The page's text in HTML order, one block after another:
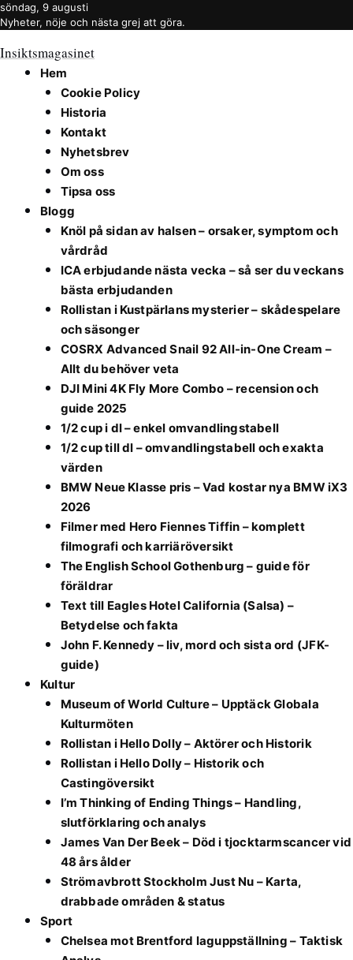
söndag, 9 augusti
Nyheter, nöje och nästa grej att göra.
Insiktsmagasinet
Hem
Cookie Policy
Historia
Kontakt
Nyhetsbrev
Om oss
Tipsa oss
Blogg
Knöl på sidan av halsen – orsaker, symptom och
vårdråd
ICA erbjudande nästa vecka – så ser du veckans
bästa erbjudanden
Rollistan i Kustpärlans mysterier – skådespelare
och säsonger
COSRX Advanced Snail 92 All-in-One Cream –
Allt du behöver veta
DJI Mini 4K Fly More Combo – recension och
guide 2025
1/2 cup i dl – enkel omvandlingstabell
1/2 cup till dl – omvandlingstabell och exakta
värden
BMW Neue Klasse pris – Vad kostar nya BMW iX3
2026
Filmer med Hero Fiennes Tiffin – komplett
filmografi och karriäröversikt
The English School Gothenburg – guide för
föräldrar
Text till Eagles Hotel California (Salsa) –
Betydelse och fakta
John F. Kennedy – liv, mord och sista ord (JFK-
guide)
Kultur
Museum of World Culture – Upptäck Globala
Kulturmöten
Rollistan i Hello Dolly – Aktörer och Historik
Rollistan i Hello Dolly – Historik och
Castingöversikt
I’m Thinking of Ending Things – Handling,
slutförklaring och analys
James Van Der Beek – Död i tjocktarmscancer vid
48 års ålder
Strömavbrott Stockholm Just Nu – Karta,
drabbade områden & status
Sport
Chelsea mot Brentford laguppställning – Taktisk